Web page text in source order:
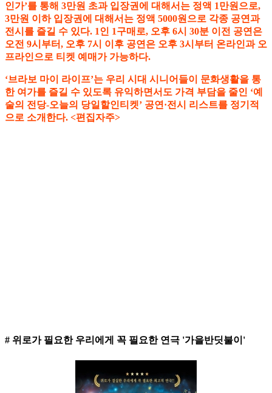
인가’를 통해 3만원 초과 입장권에 대해서는 정액 1만원으로,
3만원 이하 입장권에 대해서는 정액 5000원으로 각종 공연과
전시를 즐길 수 있다. 1인 1구매로, 오후 6시 30분 이전 공연은
오전 9시부터, 오후 7시 이후 공연은 오후 3시부터 온라인과 오
프라인으로 티켓 예매가 가능하다.
‘브라보 마이 라이프’는 우리 시대 시니어들이 문화생활을 통
한 여가를 즐길 수 있도록 유익하면서도 가격 부담을 줄인 ‘예
술의 전당-오늘의 당일할인티켓’ 공연·전시 리스트를 정기적
으로 소개한다. <편집자주>
# 위로가 필요한 우리에게 꼭 필요한 연극 '가을반딧불이'